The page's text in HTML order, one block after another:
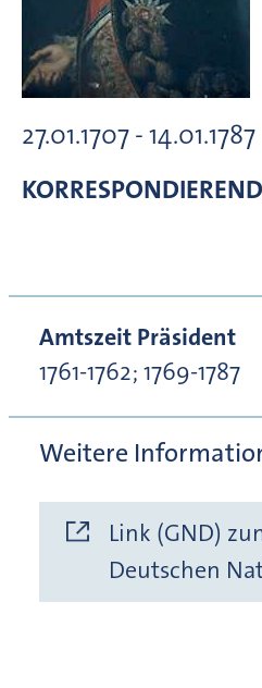
27.01.1707 - 14.01.1787
Amtszeit Präsident
1761-1762; 1769-1787
Weitere
Link (GND)
Deutschen